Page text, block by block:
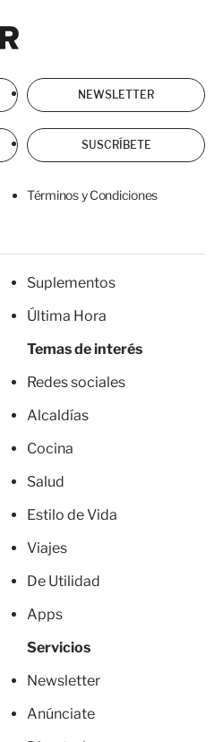
NEWSLETTER
SUSCRÍBETE
Términos y Condiciones
Suplementos
Última Hora
Temas de interés
Redes sociales
Alcaldías
Cocina
Salud
Estilo de Vida
Viajes
De Utilidad
Apps
Servicios
Newsletter
Anúnciate